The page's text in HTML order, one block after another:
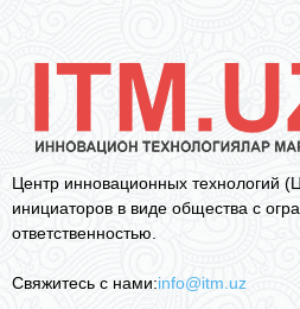
Центр инновационных технологий
инициаторов в виде общества с
ответственностью.
Свяжитесь с нами:info@itm.uz